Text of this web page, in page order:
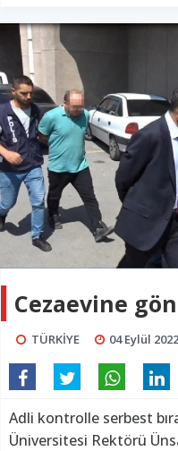
Cezaevine
TÜRKİYE 04 Eylül
Adli kontrolle serbest
Üniversitesi Rektörü